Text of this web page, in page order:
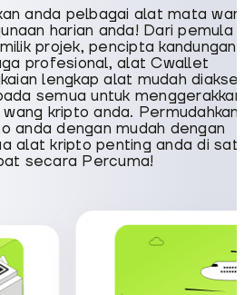
anda pelbagai alat mata
harian anda! Dari pemula
projek, pencipta kandungan
profesional, alat Cwallet
lengkap alat mudah
semua untuk menggerakkan
kripto anda. Permudahkan
anda dengan mudah dengan
alat kripto penting anda di
secara Percuma!